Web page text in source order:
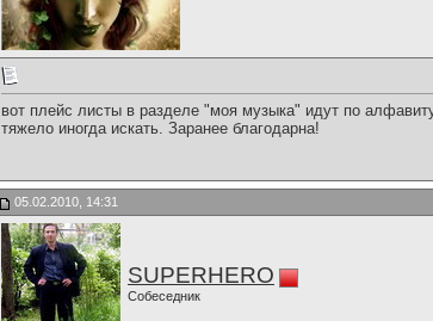
вот плейс листы в разделе "моя музыка" идут по
тяжело иногда искать. Заранее благодарна!
05.02.2010, 14:31
SUPERHERO
Собеседник